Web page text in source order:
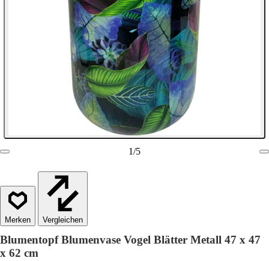
1/5
Vergleichen
Blumentopf Blumenvase Vogel Blätter Metall 47 x 47
x 62 cm